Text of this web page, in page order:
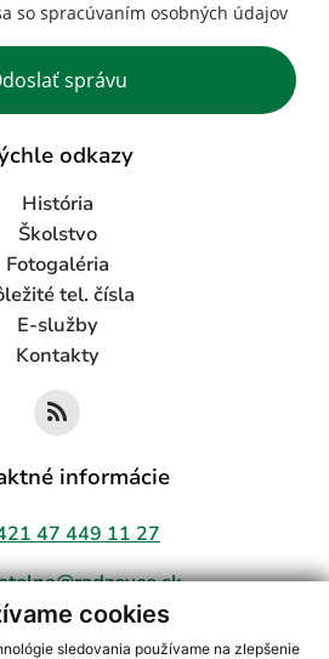
cookies
sledovania používame na zlepšenie
so spracúvaním osobných údajov
správu
odkazy
História
Školstvo
Fotogaléria
tel. čísla
E-služby
Kontakty
informácie
47 449 11 27